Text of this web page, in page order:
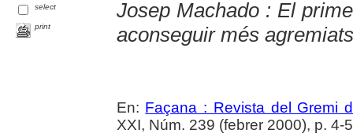
select
print
Josep Machado : El
aconseguir més
En: Façana : Revista del Gremi
XXI, Núm. 239 (febrer 2000), p. 4-5